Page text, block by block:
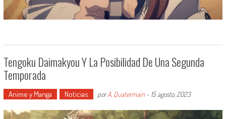
Tengoku Daimakyou Y La Posibilidad De Una Segunda
Temporada
Anime y Manga Noticias porA. Quatermain- 15 agosto, 2023